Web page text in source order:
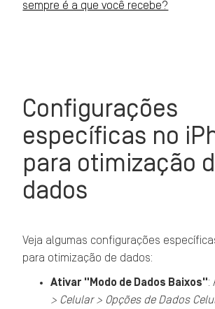
sempre é a que você recebe?
Configurações
específicas no
para otimização
dados
Veja algumas configurações
para otimização de dados:
Ativar "Modo de Dados Baixos":
> Celular > Opções de Dados